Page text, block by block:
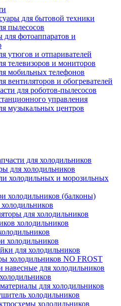
для бытовой техники
пылесосов
для фотоаппаратов и
утюгов и отпаривателей
телевизоров и мониторов
мобильных телефонов
вентиляторов и обогревателей
для роботов-пылесосов
управления
музыкальных центров
для холодильников
для холодильников
холодильных и морозильных
холодильников (балконы)
для холодильников
холодильников
холодильников
для холодильников
холодильников NO FROST
навесные для холодильников
для холодильников
холодильников
холодильников